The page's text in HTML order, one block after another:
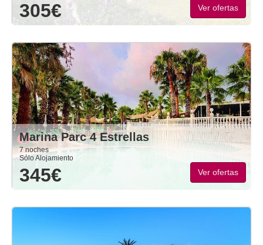
305€ Ver ofertas
Marina Parc 4 Estrellas
7 noches
Sólo Alojamiento
345€ Ver ofertas